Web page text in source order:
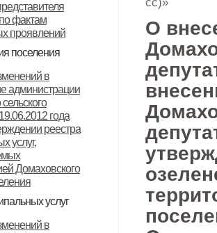
фактам
проявлений
поселения
граждан
в
администрации
года
реестра
услуг,
Домаховского
услуг
услуг,
реестра
Положения о
в
О